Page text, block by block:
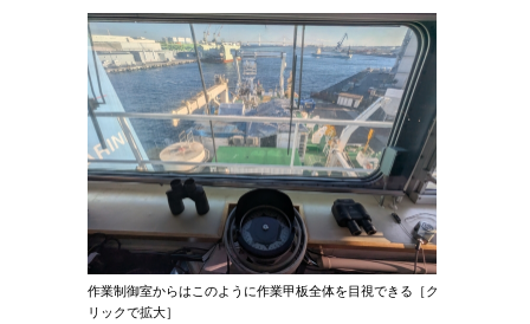
作業制御室からはこのように作業甲板全体を目視できる［ク
リックで拡大］